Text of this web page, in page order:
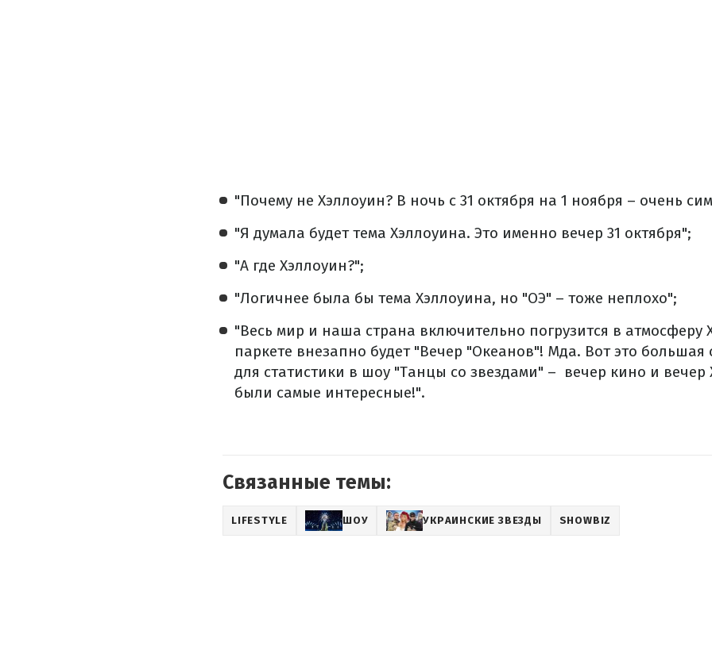
"Почему не Хэллоуин? В ночь с 31 октября на 1 ноября – очень
"Я думала будет тема Хэллоуина. Это именно вечер 31 октября";
"А где Хэллоуин?";
"Логичнее была бы тема Хэллоуина, но "ОЭ" – тоже неплохо";
"Весь мир и наша страна включительно погрузится в атмосферу
паркете внезапно будет "Вечер "Океанов"! Мда. Вот это большая
для статистики в шоу "Танцы со звездами" – вечер кино и вечер
были самые интересные!".
Связанные темы:
LIFESTYLE ШОУ УКРАИНСКИЕ ЗВЕЗДЫ SHOWBIZ